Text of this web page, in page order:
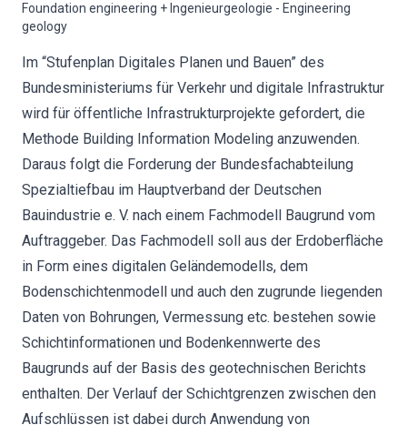
Foundation engineering + Ingenieurgeologie - Engineering
geology
Im “Stufenplan Digitales Planen und Bauen” des
Bundesministeriums für Verkehr und digitale Infrastruktur
wird für öffentliche Infrastrukturprojekte gefordert, die
Methode Building Information Modeling anzuwenden.
Daraus folgt die Forderung der Bundesfachabteilung
Spezialtiefbau im Hauptverband der Deutschen
Bauindustrie e. V. nach einem Fachmodell Baugrund vom
Auftraggeber. Das Fachmodell soll aus der Erdoberfläche
in Form eines digitalen Geländemodells, dem
Bodenschichtenmodell und auch den zugrunde liegenden
Daten von Bohrungen, Vermessung etc. bestehen sowie
Schichtinformationen und Bodenkennwerte des
Baugrunds auf der Basis des geotechnischen Berichts
enthalten. Der Verlauf der Schichtgrenzen zwischen den
Aufschlüssen ist dabei durch Anwendung von